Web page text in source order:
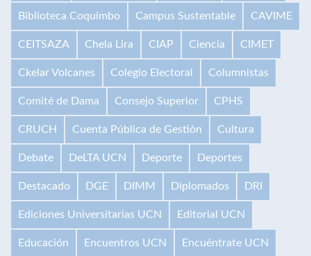
Biblioteca Coquimbo Campus Sustentable CAVIME
CEITSAZA Chela Lira CIAP Ciencia CIMET
Ckelar Volcanes Colegio Electoral Columnistas
Comité de Dama Consejo Superior CPHS
CRUCH Cuenta Pública de Gestión Cultura
Debate DeLTA UCN Deporte Deportes
Destacado DGE DIMM Diplomados DRI
Ediciones Universitarias UCN Editorial UCN
Educación Encuentros UCN Encuéntrate UCN